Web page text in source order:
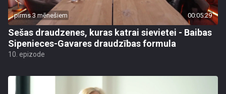
pirms 3 mēnešiem 00:05:29
Sešas draudzenes, kuras katrai sievietei - Baibas
Sipenieces-Gavares draudzības formula
10. epizode